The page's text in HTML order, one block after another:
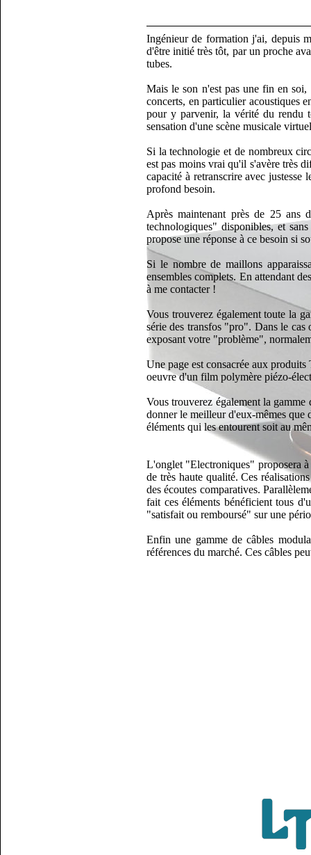
Ingénieur de formation j'ai, depuis
d'être initié très tôt, par un proche
tubes.
Mais le son n'est pas une fin en
concerts, en particulier acoustiques
pour y parvenir, la vérité du rendu
sensation d'une scène musicale
Si la technologie et de nombreux
est pas moins vrai qu'il s'avère très
capacité à retranscrire avec
profond besoin.
Après maintenant près de 25 ans
technologiques" disponibles, et
propose une réponse à ce besoin si
Si le nombre de maillons
ensembles complets. En attendant
à me contacter !
Vous trouverez également toute la
série des transfos "pro". Dans le cas
exposant votre "problème",
Une page est consacrée aux
oeuvre d'un film polymère piézo-
Vous trouverez également la
donner le meilleur d'eux-mêmes que
éléments qui les entourent soit au
L'onglet "Electroniques" proposera à
de très haute qualité. Ces
des écoutes comparatives.
fait ces éléments bénéficient tous
"satisfait ou remboursé" sur une
Enfin une gamme de câbles
références du marché. Ces câbles